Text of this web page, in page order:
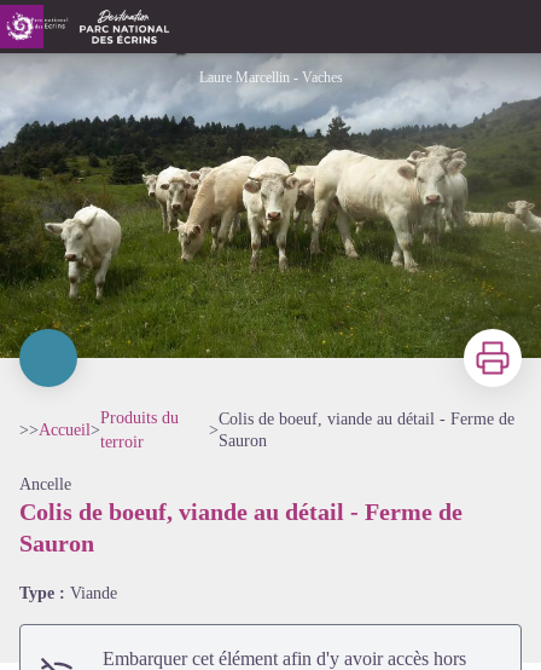
Colis de boeuf, viande au détail - Ferme de Sauron
Laure Marcellin - Vaches
Voir l'image en plein écran
Imprimer
>>Accueil>
Produits du
terroir
>
Colis de boeuf, viande au détail - Ferme de
Sauron
Ancelle
Colis de boeuf, viande au détail - Ferme de
Sauron
Type : Viande
Embarquer cet élément afin d'y avoir accès hors